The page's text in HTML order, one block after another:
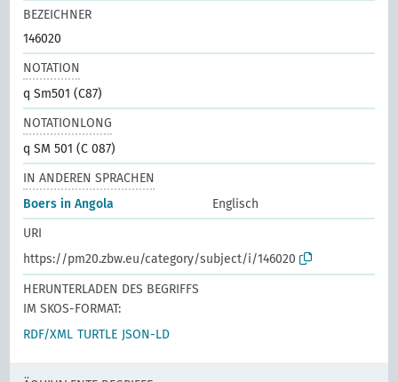
BEZEICHNER
146020
NOTATION
q Sm501 (C87)
NOTATIONLONG
q SM 501 (C 087)
IN ANDEREN SPRACHEN
Boers in Angola
Englisch
URI
https://pm20.zbw.eu/category/subject/i/146020
HERUNTERLADEN DES BEGRIFFS
IM SKOS-FORMAT:
RDF/XML TURTLE JSON-LD